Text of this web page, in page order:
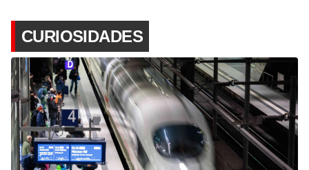
CURIOSIDADES